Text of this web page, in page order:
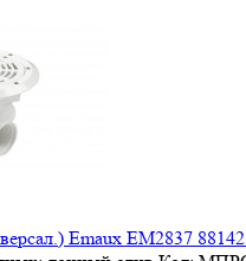
Emaux EM2837